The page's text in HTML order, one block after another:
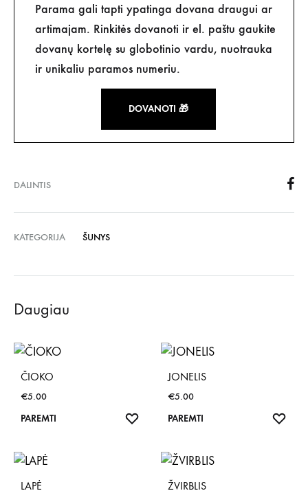
Parama gali tapti ypatinga dovana draugui ar
artimajam. Rinkitės dovanoti ir el. paštu gaukite
dovanų kortelę su globotinio vardu, nuotrauka
ir unikaliu paramos numeriu.
DOVANOTI 🎁
DALINTIS
KATEGORIJA ŠUNYS
Daugiau
ČIOKO
€5.00
PAREMTI
JONELIS
€5.00
PAREMTI
LAPĖ ŽVIRBLIS